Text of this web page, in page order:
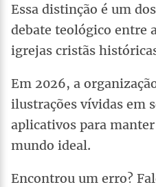
Essa distinção é um
debate teológico entre
igrejas cristãs
Em 2026, a
ilustrações vívidas em
aplicativos para manter
mundo ideal.
Encontrou um erro?